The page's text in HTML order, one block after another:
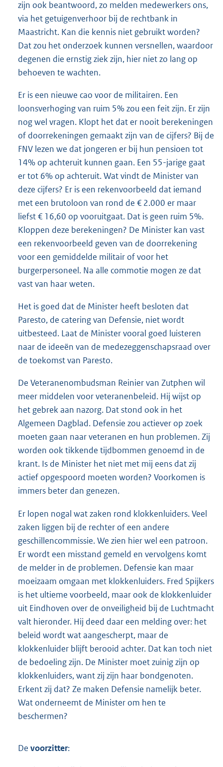
zijn ook beantwoord, zo melden medewerkers ons,
via het getuigenverhoor bij de rechtbank in
Maastricht. Kan die kennis niet gebruikt worden?
Dat zou het onderzoek kunnen versnellen, waardoor
degenen die ernstig ziek zijn, hier niet zo lang op
behoeven te wachten.
Er is een nieuwe cao voor de militairen. Een
loonsverhoging van ruim 5% zou een feit zijn. Er zijn
nog wel vragen. Klopt het dat er nooit berekeningen
of doorrekeningen gemaakt zijn van de cijfers? Bij de
FNV lezen we dat jongeren er bij hun pensioen tot
14% op achteruit kunnen gaan. Een 55-jarige gaat
er tot 6% op achteruit. Wat vindt de Minister van
deze cijfers? Er is een rekenvoorbeeld dat iemand
met een brutoloon van rond de € 2.000 er maar
liefst € 16,60 op vooruitgaat. Dat is geen ruim 5%.
Kloppen deze berekeningen? De Minister kan vast
een rekenvoorbeeld geven van de doorrekening
voor een gemiddelde militair of voor het
burgerpersoneel. Na alle commotie mogen ze dat
vast van haar weten.
Het is goed dat de Minister heeft besloten dat
Paresto, de catering van Defensie, niet wordt
uitbesteed. Laat de Minister vooral goed luisteren
naar de ideeën van de medezeggenschapsraad over
de toekomst van Paresto.
De Veteranenombudsman Reinier van Zutphen wil
meer middelen voor veteranenbeleid. Hij wijst op
het gebrek aan nazorg. Dat stond ook in het
Algemeen Dagblad. Defensie zou actiever op zoek
moeten gaan naar veteranen en hun problemen. Zij
worden ook tikkende tijdbommen genoemd in de
krant. Is de Minister het niet met mij eens dat zij
actief opgespoord moeten worden? Voorkomen is
immers beter dan genezen.
Er lopen nogal wat zaken rond klokkenluiders. Veel
zaken liggen bij de rechter of een andere
geschillencommissie. We zien hier wel een patroon.
Er wordt een misstand gemeld en vervolgens komt
de melder in de problemen. Defensie kan maar
moeizaam omgaan met klokkenluiders. Fred Spijkers
is het ultieme voorbeeld, maar ook de klokkenluider
uit Eindhoven over de onveiligheid bij de Luchtmacht
valt hieronder. Hij deed daar een melding over: het
beleid wordt wat aangescherpt, maar de
klokkenluider blijft berooid achter. Dat kan toch niet
de bedoeling zijn. De Minister moet zuinig zijn op
klokkenluiders, want zij zijn haar bondgenoten.
Erkent zij dat? Ze maken Defensie namelijk beter.
Wat onderneemt de Minister om hen te
beschermen?
De voorzitter: